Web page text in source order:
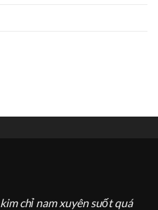
chỉ nam xuyên suốt quá